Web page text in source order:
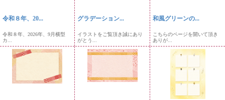
令和８年、20...
令和８年、2026年、9月横型
カ...
グラデーション...
イラストをご覧頂き誠にあり
がとう...
和風グリーンの...
こちらのページを開いて頂き
ありが...